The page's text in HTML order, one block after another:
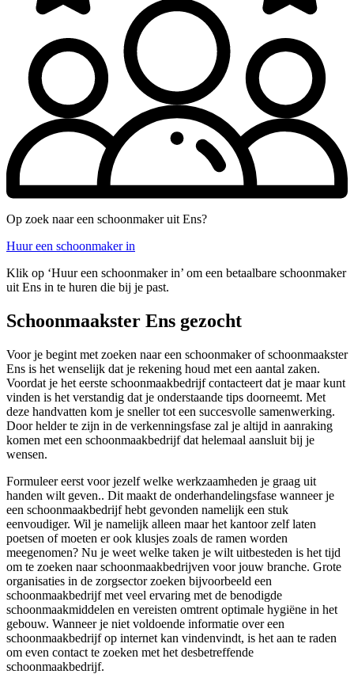
Op zoek naar een schoonmaker uit Ens?
Huur een schoonmaker in
Klik op ‘Huur een schoonmaker in’ om een betaalbare schoonmaker
uit Ens in te huren die bij je past.
Schoonmaakster Ens gezocht
Voor je begint met zoeken naar een schoonmaker of schoonmaakster
Ens is het wenselijk dat je rekening houd met een aantal zaken.
Voordat je het eerste schoonmaakbedrijf contacteert dat je maar kunt
vinden is het verstandig dat je onderstaande tips doorneemt. Met
deze handvatten kom je sneller tot een succesvolle samenwerking.
Door helder te zijn in de verkenningsfase zal je altijd in aanraking
komen met een schoonmaakbedrijf dat helemaal aansluit bij je
wensen.
Formuleer eerst voor jezelf welke werkzaamheden je graag uit
handen wilt geven.. Dit maakt de onderhandelingsfase wanneer je
een schoonmaakbedrijf hebt gevonden namelijk een stuk
eenvoudiger. Wil je namelijk alleen maar het kantoor zelf laten
poetsen of moeten er ook klusjes zoals de ramen worden
meegenomen? Nu je weet welke taken je wilt uitbesteden is het tijd
om te zoeken naar schoonmaakbedrijven voor jouw branche. Grote
organisaties in de zorgsector zoeken bijvoorbeeld een
schoonmaakbedrijf met veel ervaring met de benodigde
schoonmaakmiddelen en vereisten omtrent optimale hygiëne in het
gebouw. Wanneer je niet voldoende informatie over een
schoonmaakbedrijf op internet kan vindenvindt, is het aan te raden
om even contact te zoeken met het desbetreffende
schoonmaakbedrijf.